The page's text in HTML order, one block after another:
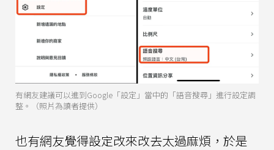
有網友建議可以進到Google「設定」當中的「語音搜尋」進行設定調
整。（照片為讀者提供）
也有網友覺得設定改來改去太過麻煩，於是